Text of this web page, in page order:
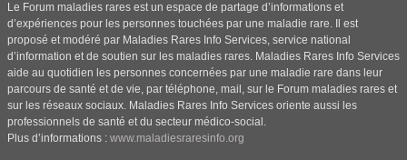
Le Forum maladies rares est un espace de partage d’informations et
d’expériences pour les personnes touchées par une maladie rare. Il est
proposé et modéré par Maladies Rares Info Services, service national
d’information et de soutien sur les maladies rares. Maladies Rares Info Services
aide au quotidien les personnes concernées par une maladie rare dans leur
parcours de santé et de vie, par téléphone, mail, sur le Forum maladies rares et
sur les réseaux sociaux. Maladies Rares Info Services oriente aussi les
professionnels de santé et du secteur médico-social.
Plus d’informations : www.maladiesraresinfo.org